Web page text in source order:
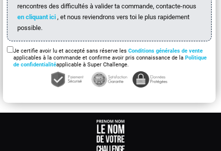
rencontres des difficultés à valider ta commande, contacte-nous
en cliquant ici , et nous reviendrons vers toi le plus rapidement
possible.
Je certifie avoir lu et accepté sans réserve les Conditions générales de vente
applicables à la commande et confirme avoir pris connaissance de la Politique
de confidentialitéapplicable à Super Challenge.